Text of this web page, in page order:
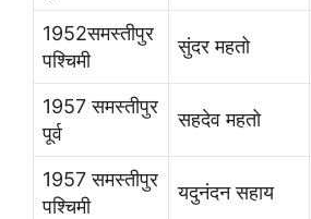
1952समस्तीपुर
पश्चिमी
सुंदर महतो
1957 समस्तीपुर
पूर्व
सहदेव महतो
1957 समस्तीपुर
पश्चिमी
यदुनंदन सहाय